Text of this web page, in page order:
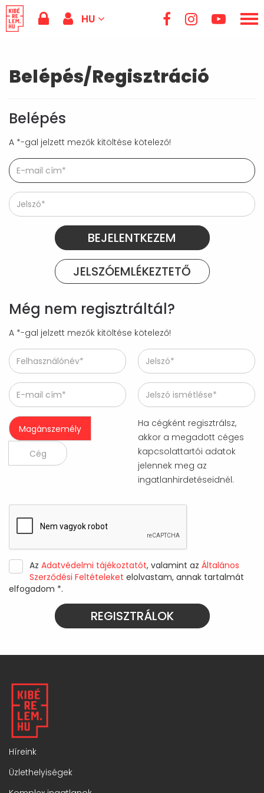
HU
Belépés/Regisztráció
Belépés
A *-gal jelzett mezők kitöltése kötelező!
BEJELENTKEZEM
JELSZÓEMLÉKEZTETŐ
Még nem regisztráltál?
A *-gal jelzett mezők kitöltése kötelező!
Magánszemély
Cég
Ha cégként regisztrálsz,
akkor a megadott céges
kapcsolattartói adatok
jelennek meg az
ingatlanhirdetéseidnél.
Az Adatvédelmi tájékoztatót, valamint az Általános
Szerződési Feltételeket elolvastam, annak tartalmát
elfogadom *.
REGISZTRÁLOK
Híreink
Üzlethelyiségek